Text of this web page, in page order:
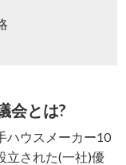
会とは?
ハウスメーカー10
立された(一社)優